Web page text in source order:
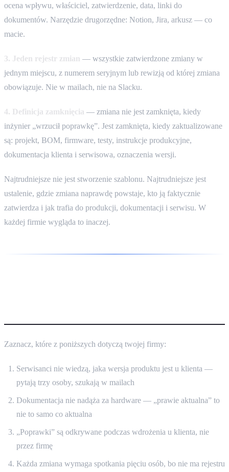
ocena wpływu, właściciel, zatwierdzenie, data, linki do
dokumentów. Narzędzie drugorzędne: Notion, Jira, arkusz — co
macie.
3. Jeden rejestr zmian — wszystkie zatwierdzone zmiany w
jednym miejscu, z numerem seryjnym lub rewizją od której zmiana
obowiązuje. Nie w mailach, nie na Slacku.
4. Definicja zamknięcia — zmiana nie jest zamknięta, kiedy
inżynier „wrzucił poprawkę”. Jest zamknięta, kiedy zaktualizowane
są: projekt, BOM, firmware, testy, instrukcje produkcyjne,
dokumentacja klienta i serwisowa, oznaczenia wersji.
Najtrudniejsze nie jest stworzenie szablonu. Najtrudniejsze jest
ustalenie, gdzie zmiana naprawdę powstaje, kto ją faktycznie
zatwierdza i jak trafia do produkcji, dokumentacji i serwisu. W
każdej firmie wygląda to inaczej.
Zaznacz, które z poniższych dotyczą twojej firmy:
Serwisanci nie wiedzą, jaka wersja produktu jest u klienta —
pytają trzy osoby, szukają w mailach
Dokumentacja nie nadąża za hardware — „prawie aktualna” to
nie to samo co aktualna
„Poprawki” są odkrywane podczas wdrożenia u klienta, nie
przez firmę
Każda zmiana wymaga spotkania pięciu osób, bo nie ma rejestru